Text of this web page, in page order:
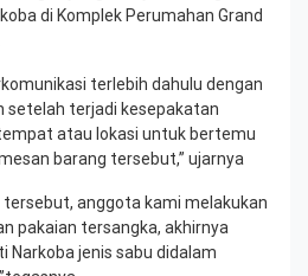
di Komplek Perumahan Grand
terlebih dahulu dengan
setelah terjadi kesepakatan
atau lokasi untuk bertemu
barang tersebut,” ujarnya
tersebut, anggota kami melakukan
pakaian tersangka, akhirnya
Narkoba jenis sabu didalam